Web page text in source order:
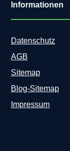
Informationen
Datenschutz
AGB
Sitemap
Blog-Sitemap
Impressum